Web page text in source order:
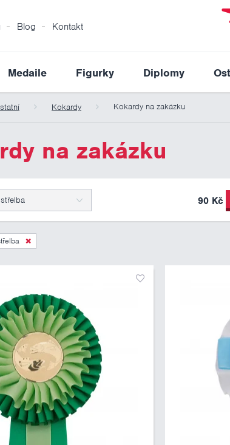
Blog Kontakt
Medaile Figurky Diplomy
Kokardy Kokardy na zakázku
na zakázku
90 Kč